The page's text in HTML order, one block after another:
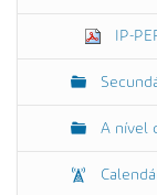
IP-
A nível